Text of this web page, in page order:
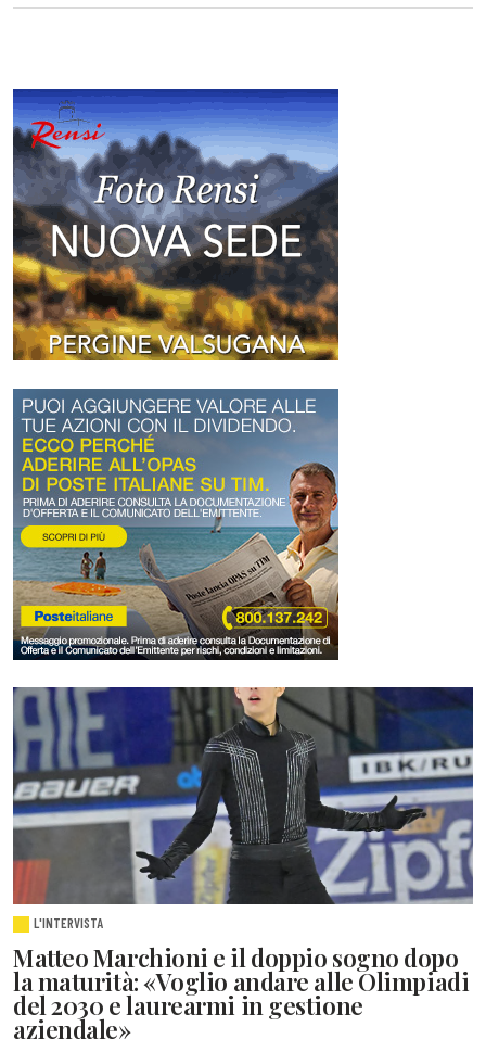
L'INTERVISTA
Matteo Marchioni e il doppio sogno dopo
la maturità: «Voglio andare alle Olimpiadi
del 2030 e laurearmi in gestione
aziendale»